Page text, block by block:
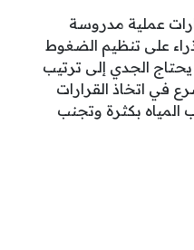
عملية مدروسة
على تنظيم الضغوط
يحتاج الجدي إلى ترتيب
في اتخاذ القرارات
المياه بكثرة وتجنب